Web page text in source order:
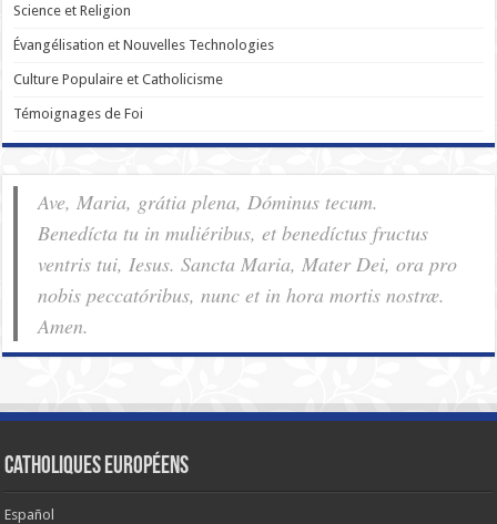
Science et Religion
Évangélisation et Nouvelles Technologies
Culture Populaire et Catholicisme
Témoignages de Foi
Ave, Maria, grátia plena, Dóminus tecum.
Benedícta tu in muliéribus, et benedíctus fructus
ventris tui, Iesus. Sancta Maria, Mater Dei, ora pro
nobis pec­ca­tóribus, nunc et in hora mortis nostræ.
Amen.
Catholiques européens
Español